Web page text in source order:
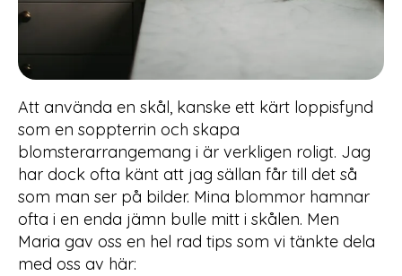
Att använda en skål, kanske ett kärt loppisfynd
som en soppterrin och skapa
blomsterarrangemang i är verkligen roligt. Jag
har dock ofta känt att jag sällan får till det så
som man ser på bilder. Mina blommor hamnar
ofta i en enda jämn bulle mitt i skålen. Men
Maria gav oss en hel rad tips som vi tänkte dela
med oss av här: